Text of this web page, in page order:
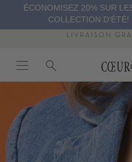
ÉCONOMISEZ 20% SUR
COLLECTION D'ÉTÉ!
LIVRAISON